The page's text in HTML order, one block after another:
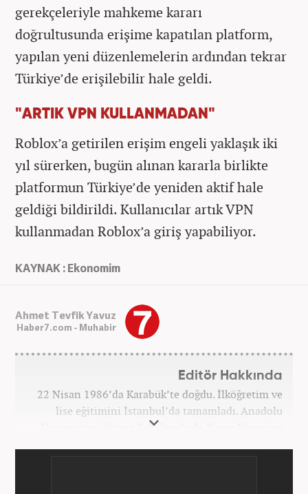
gerekçeleriyle mahkeme kararı
doğrultusunda erişime kapatılan platform,
yapılan yeni düzenlemelerin ardından tekrar
Türkiye’de erişilebilir hale geldi.
"ARTIK VPN KULLANMADAN"
Roblox’a getirilen erişim engeli yaklaşık iki
yıl sürerken, bugün alınan kararla birlikte
platformun Türkiye’de yeniden aktif hale
geldiği bildirildi. Kullanıcılar artık VPN
kullanmadan Roblox’a giriş yapabiliyor.
KAYNAK : Ekonomim
Ahmet Tevfik Yavuz
Haber7.com - Muhabir
Editör Hakkında
22 Nisan 1986’da Karabük’te doğdu. İlköğretim ve
lise eğitimini İstanbul’da tamamladı. Anadolu
Üniversitesi iktisat Fakültesi’nde Kamu Yönetimi